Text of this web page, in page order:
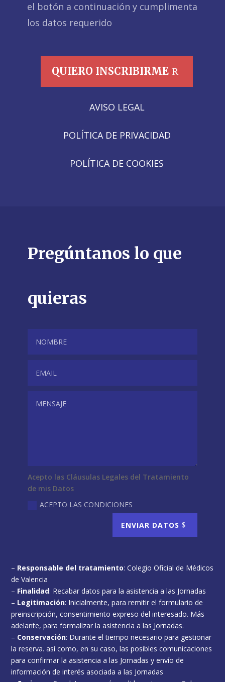
el botón a continuación y cumplimenta
los datos requerido
QUIERO INSCRIBIRME
AVISO LEGAL
POLÍTICA DE PRIVACIDAD
POLÍTICA DE COOKIES
Pregúntanos lo que
quieras
Acepto las Cláusulas Legales del Tratamiento
de mis Datos
ACEPTO LAS CONDICIONES
ENVIAR DATOS
– Responsable del tratamiento: Colegio Oficial de Médicos
de Valencia
– Finalidad: Recabar datos para la asistencia a las Jornadas
– Legitimación: Inicialmente, para remitir el formulario de
preinscripción, consentimiento expreso del interesado. Más
adelante, para formalizar la asistencia a las Jornadas.
– Conservación: Durante el tiempo necesario para gestionar
la reserva. así como, en su caso, las posibles comunicaciones
para confirmar la asistencia a las Jornadas y envío de
información de interés asociada a las Jornadas